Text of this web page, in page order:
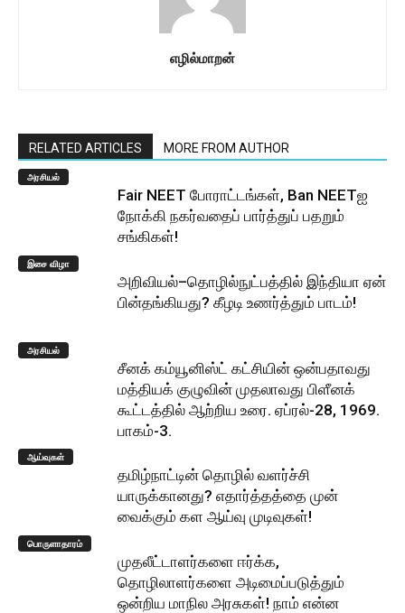
எழில்மாறன்
RELATED ARTICLES MORE FROM AUTHOR
அரசியல்
Fair NEET போராட்டங்கள், Ban NEETஐ
நோக்கி நகர்வதைப் பார்த்துப் பதறும்
சங்கிகள்!
இசை விழா
அறிவியல்–தொழில்நுட்பத்தில் இந்தியா ஏன்
பின்தங்கியது? கீழடி உணர்த்தும் பாடம்!
அரசியல்
சீனக் கம்யூனிஸ்ட் கட்சியின் ஒன்பதாவது
மத்தியக் குழுவின் முதலாவது பிளீனக்
கூட்டத்தில் ஆற்றிய உரை. ஏப்ரல்-28, 1969.
பாகம்-3.
ஆய்வுகள்
தமிழ்நாட்டின் தொழில் வளர்ச்சி
யாருக்கானது? எதார்த்தத்தை முன்
வைக்கும் கள ஆய்வு முடிவுகள்!
பொருளாதாரம்
முதலீட்டாளர்களை ஈர்க்க,
தொழிலாளர்களை அடிமைப்படுத்தும்
ஒன்றிய மாநில அரசுகள்! நாம் என்ன